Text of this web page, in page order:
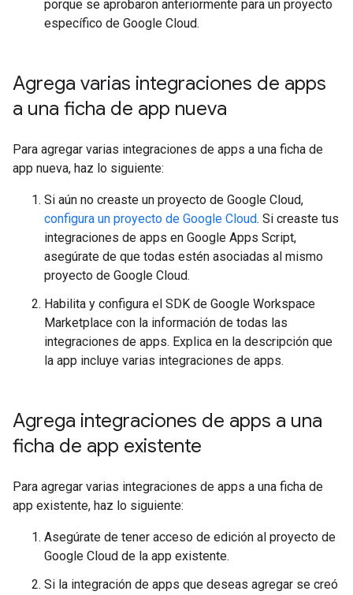
porque se aprobaron anteriormente para un proyecto
específico de Google Cloud.
Agrega varias integraciones de apps
a una ficha de app nueva
Para agregar varias integraciones de apps a una ficha de
app nueva, haz lo siguiente:
Si aún no creaste un proyecto de Google Cloud,
configura un proyecto de Google Cloud. Si creaste tus
integraciones de apps en Google Apps Script,
asegúrate de que todas estén asociadas al mismo
proyecto de Google Cloud.
Habilita y configura el SDK de Google Workspace
Marketplace con la información de todas las
integraciones de apps. Explica en la descripción que
la app incluye varias integraciones de apps.
Agrega integraciones de apps a una
ficha de app existente
Para agregar varias integraciones de apps a una ficha de
app existente, haz lo siguiente:
Asegúrate de tener acceso de edición al proyecto de
Google Cloud de la app existente.
Si la integración de apps que deseas agregar se creó